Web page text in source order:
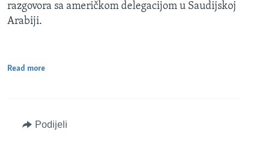
razgovora sa američkom delegacijom u Saudijskoj
Arabiji.
Read more
Podijeli